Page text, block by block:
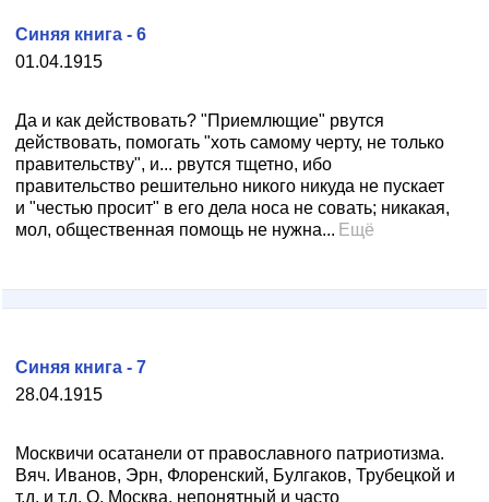
01.04.1915
Синяя книга - 6
Да и как действовать? "Приемлющие" рвутся
действовать, помогать "хоть самому черту, не только
правительству", и... рвутся тщетно, ибо
правительство решительно никого никуда не пускает
и "честью просит" в его дела носа не совать; никакая,
мол, общественная помощь не нужна... Ещё
28.04.1915
Синяя книга - 7
Москвичи осатанели от православного патриотизма.
Вяч. Иванов, Эрн, Флоренский, Булгаков, Трубецкой и
т.д. и т.д. О, Москва, непонятный и часто